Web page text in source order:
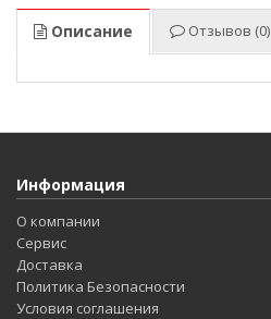
Описание Отзывов (0)
Информация
О компании
Сервис
Доставка
Политика Безопасности
Условия соглашения